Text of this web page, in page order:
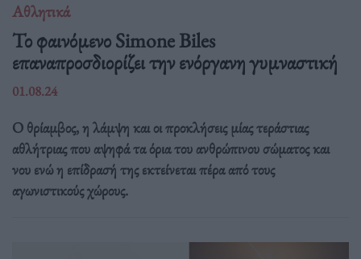
Αθλητικά
Το φαινόμενο Simone Biles
επαναπροσδιορίζει την ενόργανη γυμναστική
01.08.24
Ο θρίαμβος, η λάμψη και οι προκλήσεις μίας τεράστιας
αθλήτριας που αψηφά τα όρια του ανθρώπινου σώματος και
νου ενώ η επίδρασή της εκτείνεται πέρα από τους
αγωνιστικούς χώρους.